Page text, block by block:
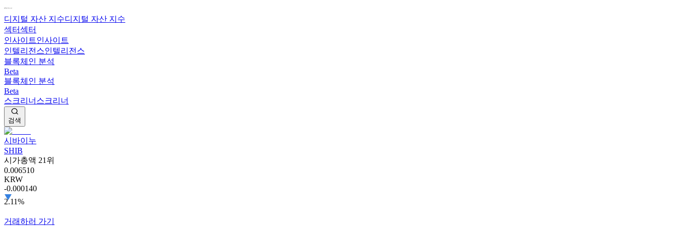
디지털 자산 지수디지털 자산 지수
섹터섹터
인사이트인사이트
인텔리전스인텔리전스
블록체인 분석
Beta
블록체인 분석
Beta
스크리너 스크리너
검색
시바이누
SHIB
시가총액 21위
0.006510
KRW
-0.000140
2.11%
거래하러 가기